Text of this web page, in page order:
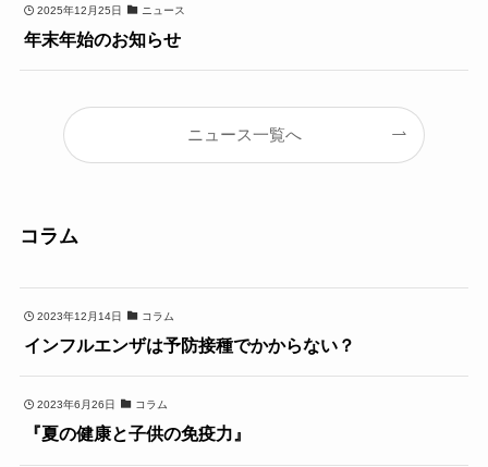
2025年12月25日 ニュース
年末年始のお知らせ
ニュース一覧へ
コラム
2023年12月14日 コラム
インフルエンザは予防接種でかからない？
2023年6月26日 コラム
『夏の健康と子供の免疫力』